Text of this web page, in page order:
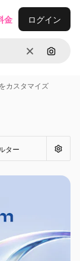
消去 画像で
金 ログイン
カスタマイズ
ター